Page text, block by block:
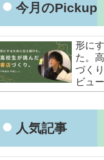
今月のPickup
形に
た。
づく
ビュ
人気記事